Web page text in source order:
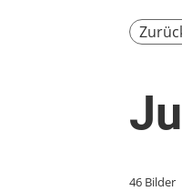
46 Bilder